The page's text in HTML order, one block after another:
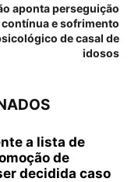
aponta perseguição
contínua e sofrimento
de casal de
idosos
a lista de
de
decidida caso